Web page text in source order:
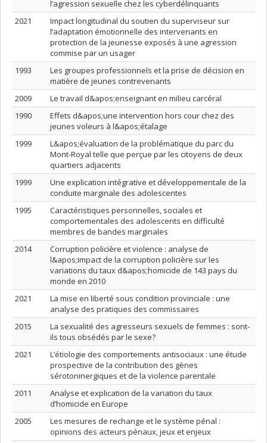
l’agression sexuelle chez les cyberdélinquants
2021
Impact longitudinal du soutien du superviseur sur
l’adaptation émotionnelle des intervenants en
protection de la jeunesse exposés à une agression
commise par un usager
1993
Les groupes professionnels et la prise de décision en
matière de jeunes contrevenants
2009
Le travail d&apos;enseignant en milieu carcéral
1990
Effets d&apos;une intervention hors cour chez des
jeunes voleurs à l&apos;étalage
1999
L&apos;évaluation de la problématique du parc du
Mont-Royal telle que perçue par les citoyens de deux
quartiers adjacents
1999
Une explication intégrative et développementale de la
conduite marginale des adolescentes
1995
Caractéristiques personnelles, sociales et
comportementales des adolescents en difficulté
membres de bandes marginales
2014
Corruption policière et violence : analyse de
l&apos;impact de la corruption policière sur les
variations du taux d&apos;homicide de 143 pays du
monde en 2010
2021
La mise en liberté sous condition provinciale : une
analyse des pratiques des commissaires
2015
La sexualité des agresseurs sexuels de femmes : sont-
ils tous obsédés par le sexe?
2021
L’étiologie des comportements antisociaux : une étude
prospective de la contribution des gènes
sérotoninergiques et de la violence parentale
2011
Analyse et explication de la variation du taux
d’homicide en Europe
2005
Les mesures de rechange et le système pénal :
opinions des acteurs pénaux, jeux et enjeux